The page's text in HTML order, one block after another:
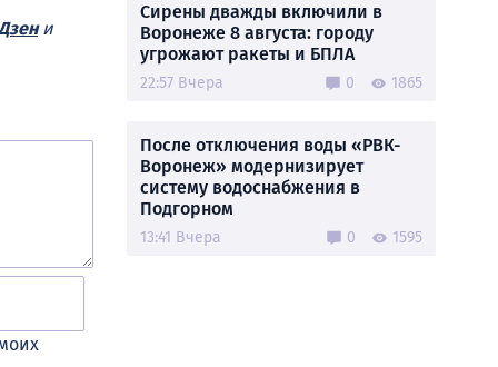
и
Сирены дважды включили в
Воронеже 8 августа: городу
угрожают ракеты и БПЛА
22:57 Вчера 0 1865
После отключения воды «РВК-
Воронеж» модернизирует
систему водоснабжения в
Подгорном
13:41 Вчера 0 1595